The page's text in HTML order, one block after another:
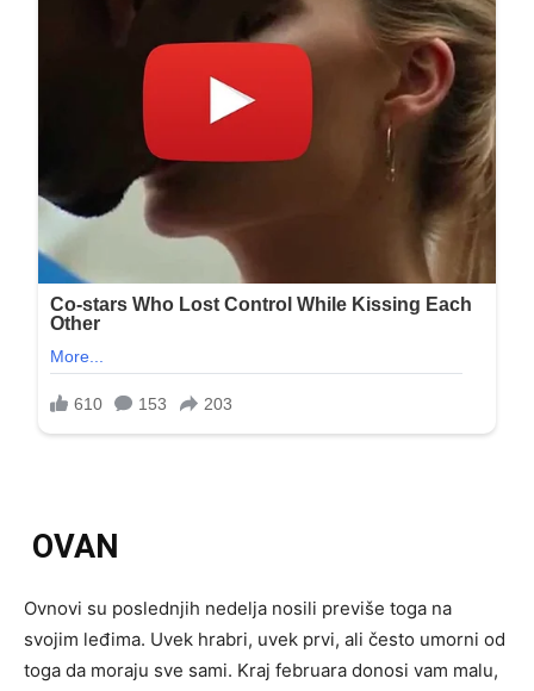
OVAN
Ovnovi su poslednjih nedelja nosili previše toga na
svojim leđima. Uvek hrabri, uvek prvi, ali često umorni od
toga da moraju sve sami. Kraj februara donosi vam malu,